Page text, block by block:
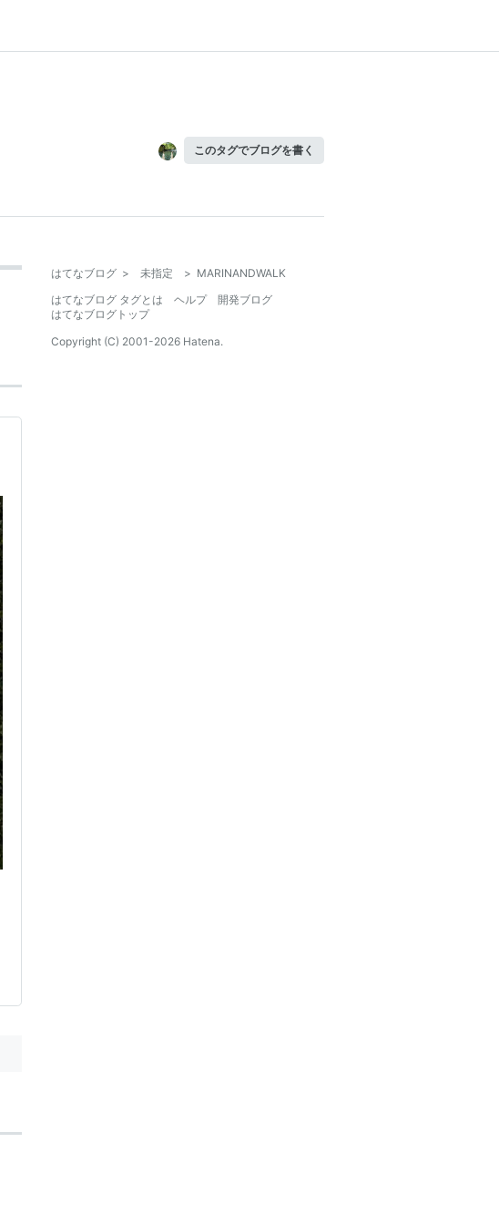
このタグでブログを書く
はてなブログ > 未指定 > MARINANDWALK
はてなブログ タグとは
ヘルプ
開発ブログ
はてなブログトップ
Copyright (C) 2001-2026 Hatena.